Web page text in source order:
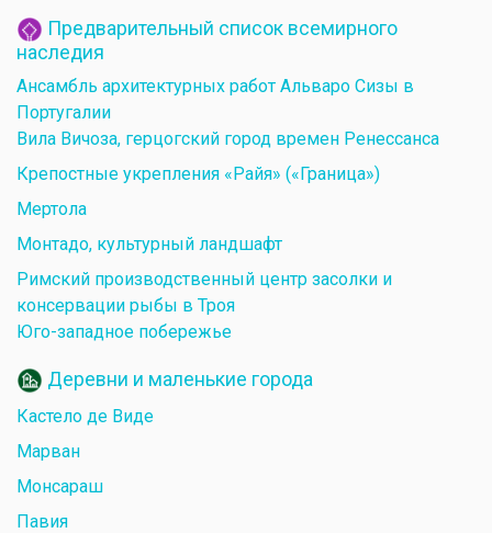
Предварительный список всемирного
наследия
Ансамбль архитектурных работ Альваро Сизы в
Португалии
Вила Вичоза, герцогский город времен Ренессанса
Крепостные укрепления «Райя» («Граница»)
Мертола
Монтадо, культурный ландшафт
Римский производственный центр засолки и
консервации рыбы в Троя
Юго-западное побережье
Деревни и маленькие города
Кастело де Виде
Марван
Монсараш
Павия